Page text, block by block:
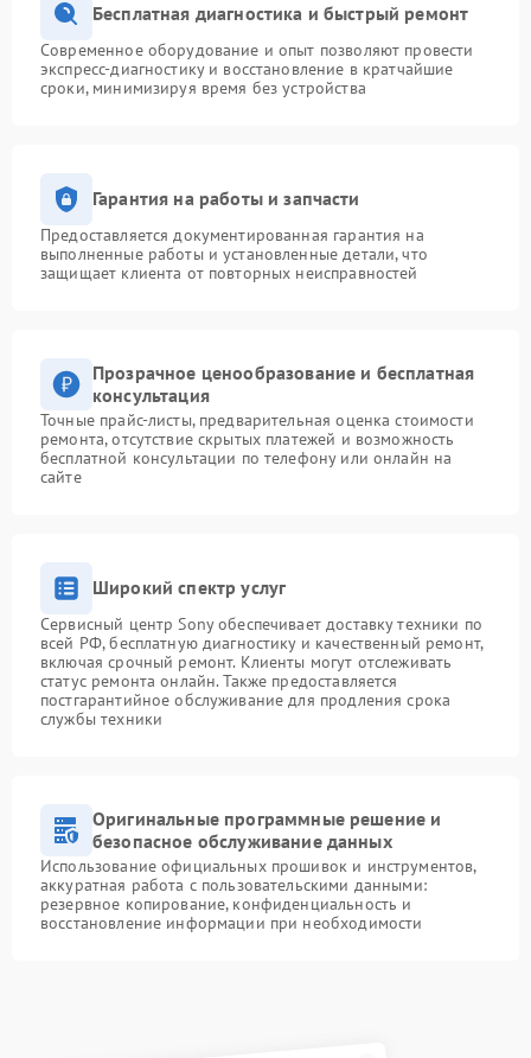
Бесплатная диагностика и быстрый ремонт
Современное оборудование и опыт позволяют провести
экспресс-диагностику и восстановление в кратчайшие
сроки, минимизируя время без устройства
Гарантия на работы и запчасти
Предоставляется документированная гарантия на
выполненные работы и установленные детали, что
защищает клиента от повторных неисправностей
Прозрачное ценообразование и бесплатная
консультация
Точные прайс-листы, предварительная оценка стоимости
ремонта, отсутствие скрытых платежей и возможность
бесплатной консультации по телефону или онлайн на
сайте
Широкий спектр услуг
Сервисный центр Sony обеспечивает доставку техники по
всей РФ, бесплатную диагностику и качественный ремонт,
включая срочный ремонт. Клиенты могут отслеживать
статус ремонта онлайн. Также предоставляется
постгарантийное обслуживание для продления срока
службы техники
Оригинальные программные решение и
безопасное обслуживание данных
Использование официальных прошивок и инструментов,
аккуратная работа с пользовательскими данными:
резервное копирование, конфиденциальность и
восстановление информации при необходимости